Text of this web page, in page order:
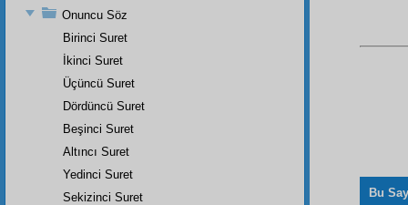
Bu
Onuncu Söz
Birinci Suret
İkinci Suret
Üçüncü Suret
Dördüncü Suret
Beşinci Suret
Altıncı Suret
Yedinci Suret
Sekizinci Suret